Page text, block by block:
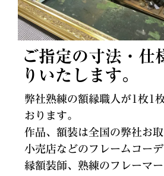
ご指定の寸法・仕
りいたします。
弊社熟練の額縁職人が1枚1
おります。
作品、額装は全国の弊社お
小売店などのフレームコー
縁額装師、熟練のフレーマ